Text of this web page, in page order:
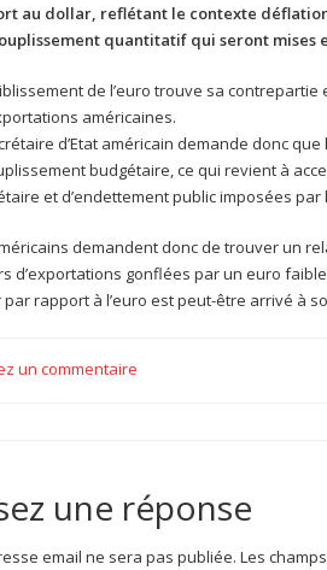
au dollar, reflétant le contexte
quantitatif qui seront mises
de l’euro trouve sa
américaines.
d’Etat américain demande donc
budgétaire, ce qui revient à
et d’endettement public imposées
demandent donc de trouver un
d’exportations gonflées par un euro
par rapport à l’euro est peut-être arrivé à
un commentaire
une réponse
email ne sera pas publiée. Les